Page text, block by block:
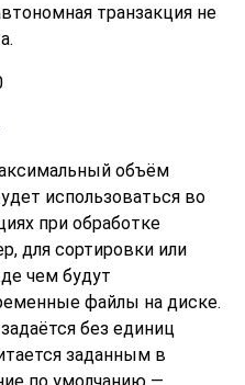
транзакция не
объём
использоваться во
при обработке
для сортировки или
чем будут
файлы на диске.
без единиц
заданным в
по умолчанию —